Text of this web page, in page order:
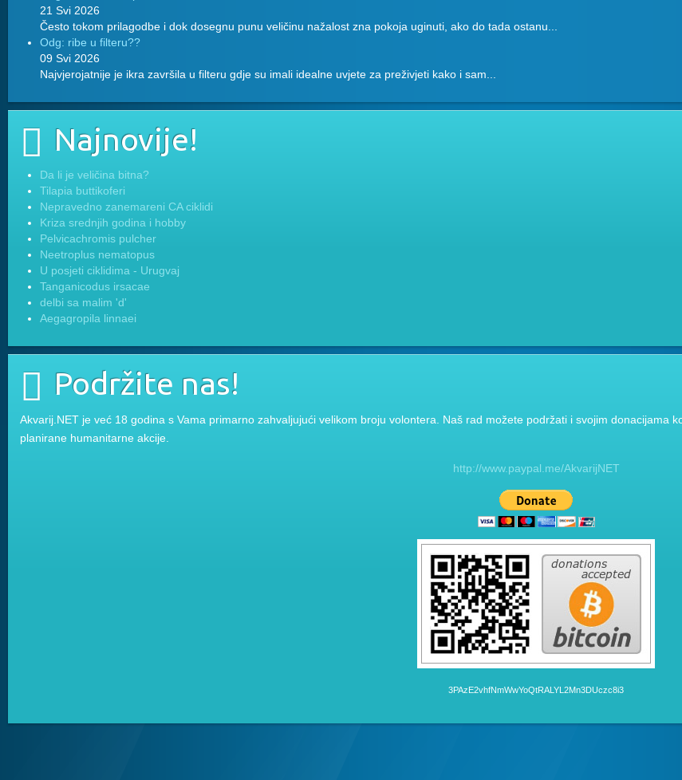
21 Svi 2026
Često tokom prilagodbe i dok dosegnu punu veličinu nažalost zna pokoja uginuti, ako do tada ostanu...
Odg: ribe u filteru??
09 Svi 2026
Najvjerojatnije je ikra završila u filteru gdje su imali idealne uvjete za preživjeti kako i sam...
Najnovije!
Da li je veličina bitna?
Tilapia buttikoferi
Nepravedno zanemareni CA ciklidi
Kriza srednjih godina i hobby
Pelvicachromis pulcher
Neetroplus nematopus
U posjeti ciklidima - Urugvaj
Tanganicodus irsacae
delbi sa malim 'd'
Aegagropila linnaei
Podržite nas!
Akvarij.NET je već 18 godina s Vama primarno zahvaljujući velikom broju volontera. Naš rad možete podržati i svojim donacijama
planirane humanitarne akcije.
http://www.paypal.me/AkvarijNET
3PAzE2vhfNmWwYoQtRALYL2Mn3DUczc8i3